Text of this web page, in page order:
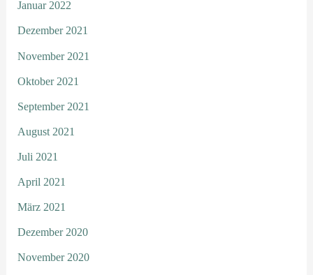
Januar 2022
Dezember 2021
November 2021
Oktober 2021
September 2021
August 2021
Juli 2021
April 2021
März 2021
Dezember 2020
November 2020